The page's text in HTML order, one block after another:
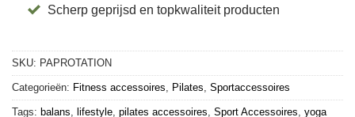
Scherp geprijsd en topkwaliteit producten
SKU: PAPROTATION
Categorieën: Fitness accessoires Pilates Sportaccessoires
Tags: balans lifestyle pilates accessoires Sport Accessoires yoga